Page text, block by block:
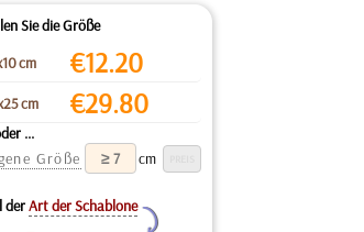
Sie die Größe
cm
€12.20
cm €29.80
...
Größe
cm
derArt der Schablone
Y